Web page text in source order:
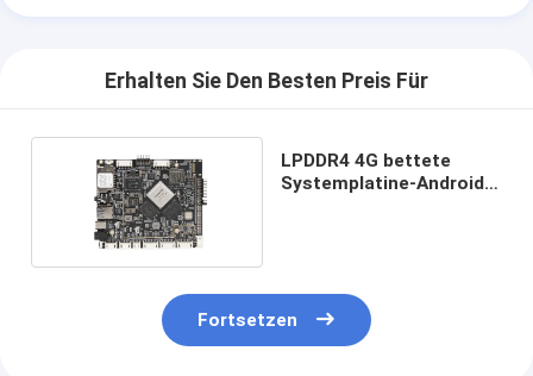
Erhalten Sie Den Besten Preis Für
LPDDR4 4G bettete
Systemplatine-Android
Fortsetzen